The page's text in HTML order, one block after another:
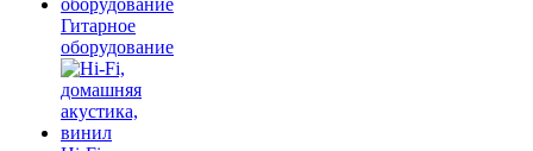
Гитарное
оборудование